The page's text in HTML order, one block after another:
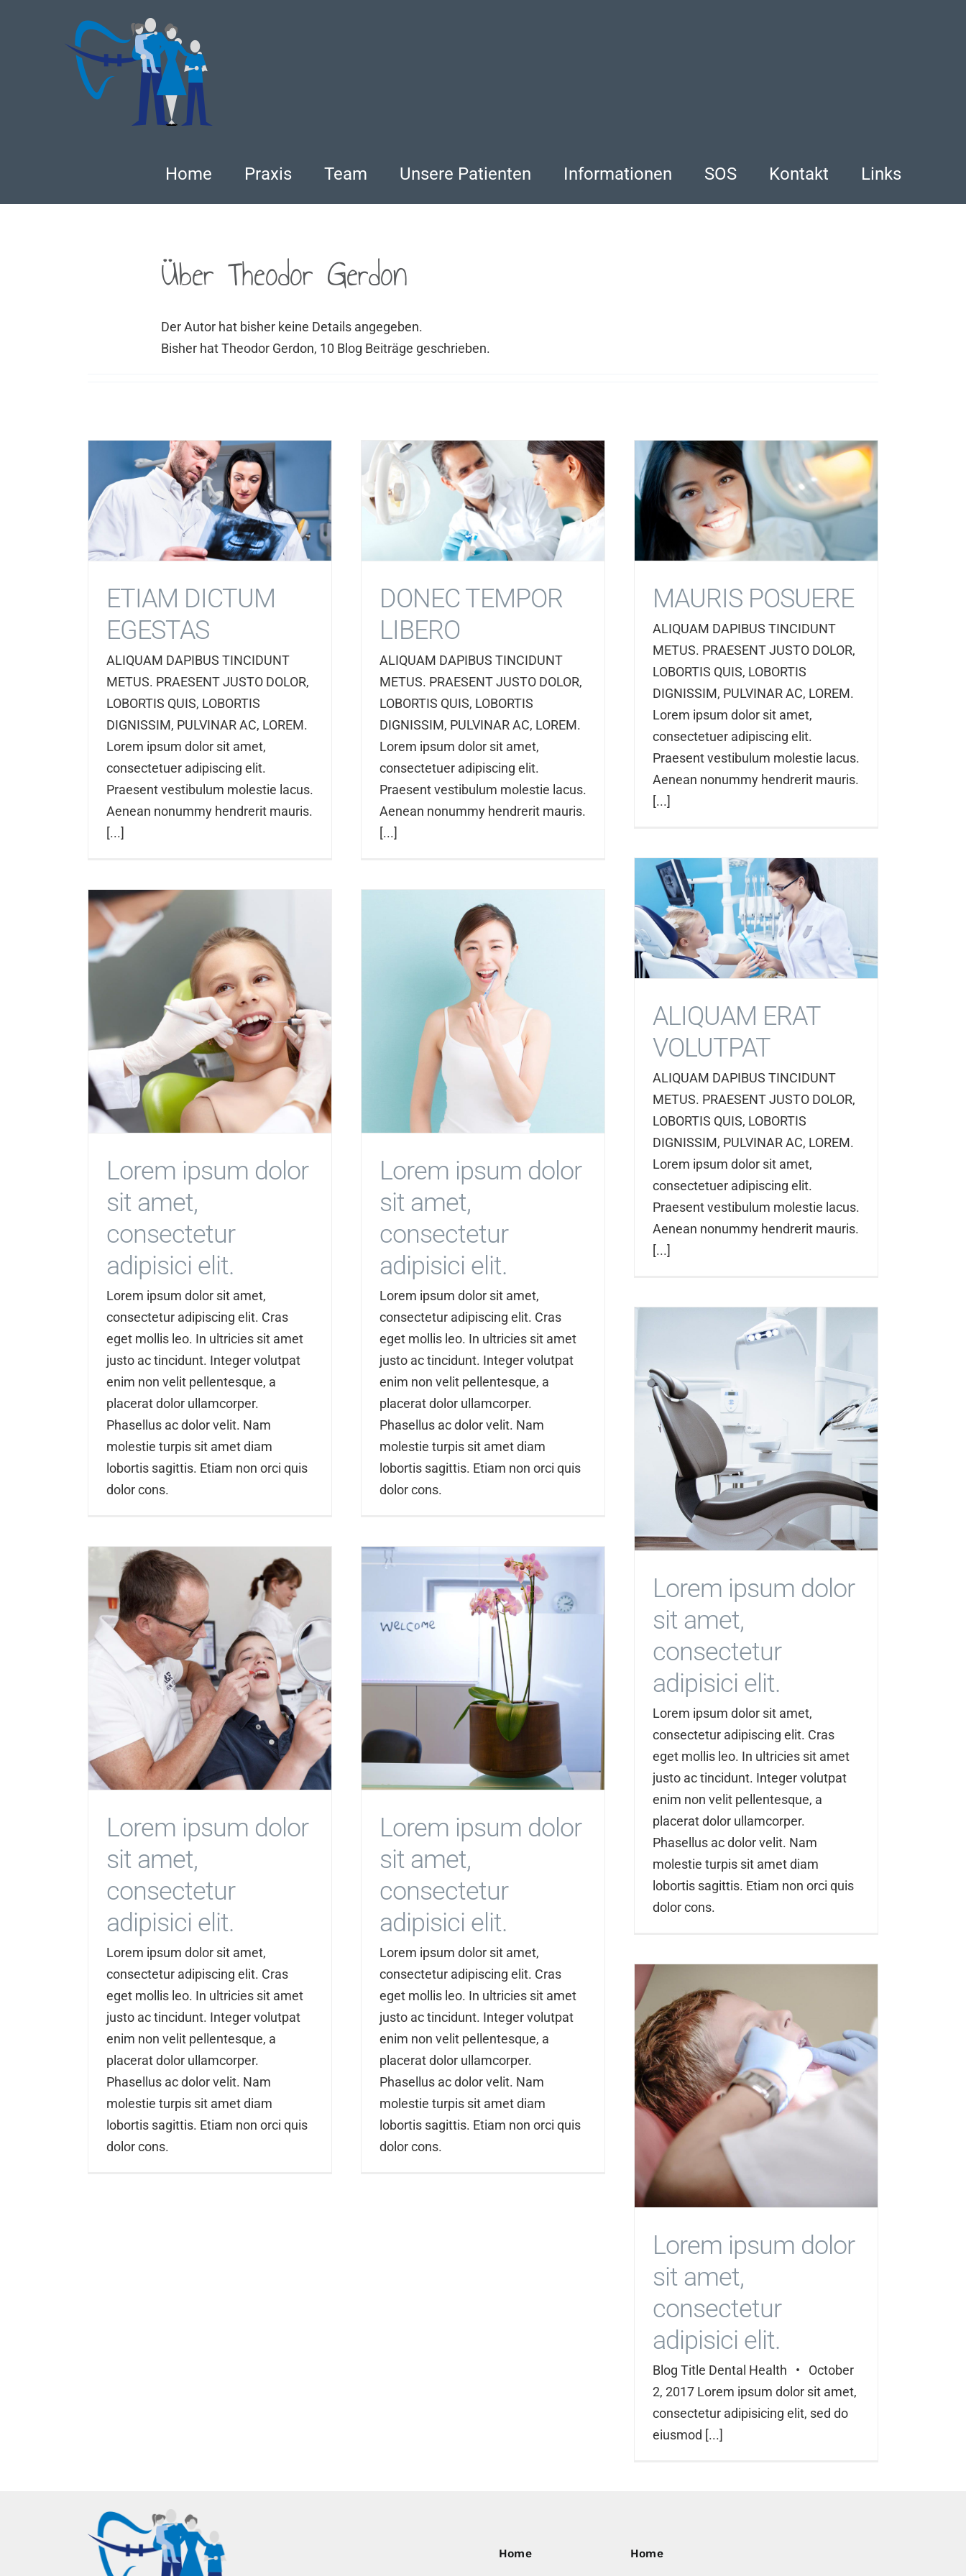
Home Praxis Team Unsere Patienten Informationen SOS Kontakt Links
Über Theodor Gerdon
Der Autor hat bisher keine Details angegeben.
Bisher hat Theodor Gerdon, 10 Blog Beiträge geschrieben.
ETIAM DICTUM
EGESTAS
ALIQUAM DAPIBUS TINCIDUNT
METUS. PRAESENT JUSTO DOLOR,
LOBORTIS QUIS, LOBORTIS
DIGNISSIM, PULVINAR AC, LOREM.
Lorem ipsum dolor sit amet,
consectetuer adipiscing elit.
Praesent vestibulum molestie lacus.
Aenean nonummy hendrerit mauris.
[...]
DONEC TEMPOR
LIBERO
ALIQUAM DAPIBUS TINCIDUNT
METUS. PRAESENT JUSTO DOLOR,
LOBORTIS QUIS, LOBORTIS
DIGNISSIM, PULVINAR AC, LOREM.
Lorem ipsum dolor sit amet,
consectetuer adipiscing elit.
Praesent vestibulum molestie lacus.
Aenean nonummy hendrerit mauris.
[...]
MAURIS POSUERE
ALIQUAM DAPIBUS TINCIDUNT
METUS. PRAESENT JUSTO DOLOR,
LOBORTIS QUIS, LOBORTIS
DIGNISSIM, PULVINAR AC, LOREM.
Lorem ipsum dolor sit amet,
consectetuer adipiscing elit.
Praesent vestibulum molestie lacus.
Aenean nonummy hendrerit mauris.
[...]
ALIQUAM ERAT
VOLUTPAT
ALIQUAM DAPIBUS TINCIDUNT
METUS. PRAESENT JUSTO DOLOR,
LOBORTIS QUIS, LOBORTIS
DIGNISSIM, PULVINAR AC, LOREM.
Lorem ipsum dolor sit amet,
consectetuer adipiscing elit.
Praesent vestibulum molestie lacus.
Aenean nonummy hendrerit mauris.
[...]
Lorem ipsum dolor
sit amet,
consectetur
adipisici elit.
Lorem ipsum dolor sit amet,
consectetur adipiscing elit. Cras
eget mollis leo. In ultricies sit amet
justo ac tincidunt. Integer volutpat
enim non velit pellentesque, a
placerat dolor ullamcorper.
Phasellus ac dolor velit. Nam
molestie turpis sit amet diam
lobortis sagittis. Etiam non orci quis
dolor cons.
Lorem ipsum dolor
sit amet,
consectetur
adipisici elit.
Lorem ipsum dolor sit amet,
consectetur adipiscing elit. Cras
eget mollis leo. In ultricies sit amet
justo ac tincidunt. Integer volutpat
enim non velit pellentesque, a
placerat dolor ullamcorper.
Phasellus ac dolor velit. Nam
molestie turpis sit amet diam
lobortis sagittis. Etiam non orci quis
dolor cons.
Lorem ipsum dolor
sit amet,
consectetur
adipisici elit.
Lorem ipsum dolor sit amet,
consectetur adipiscing elit. Cras
eget mollis leo. In ultricies sit amet
justo ac tincidunt. Integer volutpat
enim non velit pellentesque, a
placerat dolor ullamcorper.
Phasellus ac dolor velit. Nam
molestie turpis sit amet diam
lobortis sagittis. Etiam non orci quis
dolor cons.
Lorem ipsum dolor
sit amet,
consectetur
adipisici elit.
Lorem ipsum dolor sit amet,
consectetur adipiscing elit. Cras
eget mollis leo. In ultricies sit amet
justo ac tincidunt. Integer volutpat
enim non velit pellentesque, a
placerat dolor ullamcorper.
Phasellus ac dolor velit. Nam
molestie turpis sit amet diam
lobortis sagittis. Etiam non orci quis
dolor cons.
Lorem ipsum dolor
sit amet,
consectetur
adipisici elit.
Lorem ipsum dolor sit amet,
consectetur adipiscing elit. Cras
eget mollis leo. In ultricies sit amet
justo ac tincidunt. Integer volutpat
enim non velit pellentesque, a
placerat dolor ullamcorper.
Phasellus ac dolor velit. Nam
molestie turpis sit amet diam
lobortis sagittis. Etiam non orci quis
dolor cons.
Lorem ipsum dolor
sit amet,
consectetur
adipisici elit.
Blog Title Dental Health • October
2, 2017 Lorem ipsum dolor sit amet,
consectetur adipisicing elit, sed do
eiusmod [...]
Home Home